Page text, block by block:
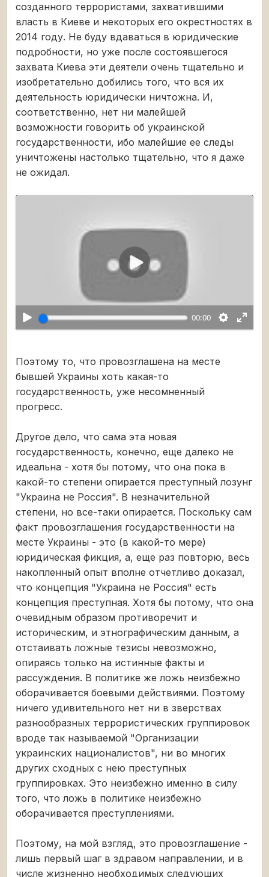
созданного террористами, захватившими
власть в Киеве и некоторых его окрестностях в
2014 году. Не буду вдаваться в юридические
подробности, но уже после состоявшегося
захвата Киева эти деятели очень тщательно и
изобретательно добились того, что вся их
деятельность юридически ничтожна. И,
соответственно, нет ни малейшей
возможности говорить об украинской
государственности, ибо малейшие ее следы
уничтожены настолько тщательно, что я даже
не ожидал.
00:00
Воспроизвести
Поэтому то, что провозглашена на месте
бывшей Украины хоть какая-то
государственность, уже несомненный
прогресс.
Другое дело, что сама эта новая
государственность, конечно, еще далеко не
идеальна - хотя бы потому, что она пока в
какой-то степени опирается преступный лозунг
"Украина не Россия". В незначительной
степени, но все-таки опирается. Поскольку сам
факт провозглашения государственности на
месте Украины - это (в какой-то мере)
юридическая фикция, а, еще раз повторю, весь
накопленный опыт вполне отчетливо доказал,
что концепция "Украина не Россия" есть
концепция преступная. Хотя бы потому, что она
очевидным образом противоречит и
историческим, и этнографическим данным, а
отстаивать ложные тезисы невозможно,
опираясь только на истинные факты и
рассуждения. В политике же ложь неизбежно
оборачивается боевыми действиями. Поэтому
ничего удивительного нет ни в зверствах
разнообразных террористических группировок
вроде так называемой "Организации
украинских националистов", ни во многих
других сходных с нею преступных
группировках. Это неизбежно именно в силу
того, что ложь в политике неизбежно
оборачивается преступлениями.
Поэтому, на мой взгляд, это провозглашение -
лишь первый шаг в здравом направлении, и в
числе жизненно необходимых следующих